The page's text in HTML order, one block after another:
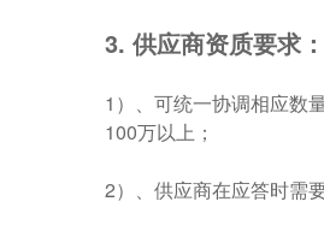
3. 供应商资质要求：
1）、可统一协调相应数
100万以上；
2）、供应商在应答时需